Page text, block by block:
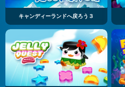
キャンディーランドへ戻ろう３